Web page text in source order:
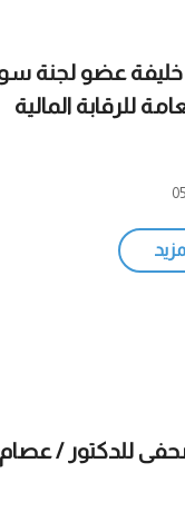
للرقابة المالية
للدكتور / عصام